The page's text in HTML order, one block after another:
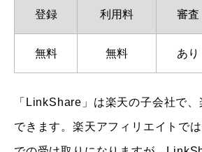
登録 利用料 審査
無料 無料 あり
「LinkShare」は楽天の子会社で
できます。楽天アフィリエイトで